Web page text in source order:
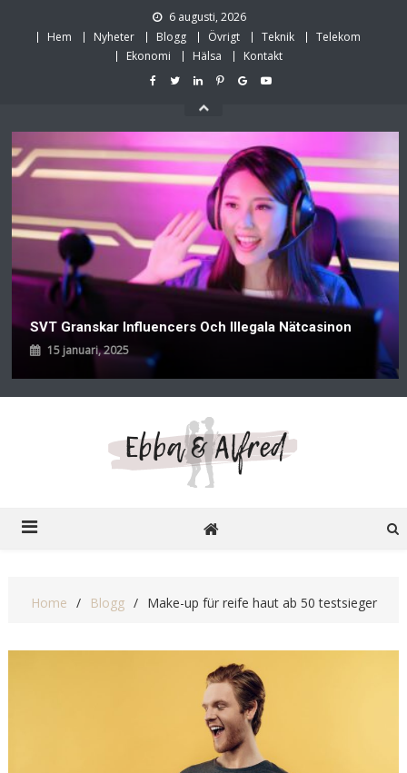
6 augusti, 2026
Hem
Nyheter Blogg Övrigt Teknik
Telekom
Ekonomi
Hälsa Kontakt
SVT Granskar Influencers Och Illegala Nätcasinon
15 januari, 2025
Home Blogg Make-up für reife haut ab 50 testsieger